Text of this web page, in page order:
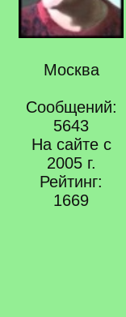
Москва
Сообщений:
5643
На сайте с
2005 г.
Рейтинг:
1669